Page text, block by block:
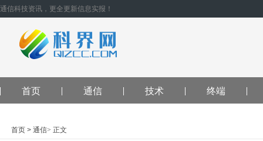
通信科技资讯，更全更新信息实报！
首页 通信 技术 终端
首页 > 通信> 正文